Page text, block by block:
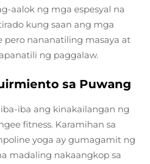
aalok ng mga espesyal na
kung saan ang mga
pero nananatiling masaya at
ng paggalaw.
sa Puwang
iba ang kinakailangan ng
fitness. Karamihan sa
yoga ay gumagamit ng
madaling nakaangkop sa